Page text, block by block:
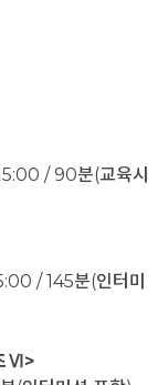
/ 90분(교육시
/ 145분(인터미
Ⅵ>